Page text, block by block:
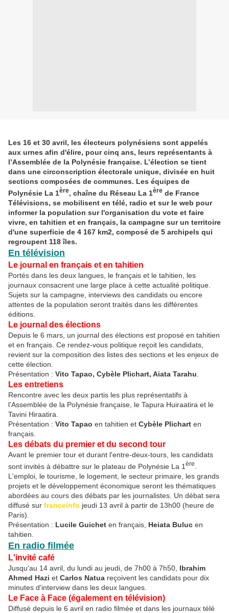
Les 16 et 30 avril, les électeurs polynésiens sont appelés
aux urnes afin d'élire, pour cinq ans, leurs représentants à
l’Assemblée de la Polynésie française. L’élection se tient
dans une circonscription électorale unique, divisée en huit
sections composées de communes. Les équipes de
Polynésie La 1ère, chaîne du Réseau La 1ère de France
Télévisions, se mobilisent en télé, radio et sur le web pour
informer la population sur l'organisation du vote et faire
vivre, en tahitien et en français, la campagne sur un territoire
d'une superficie de 4 167 km2, composé de 5 archipels qui
regroupent 118 îles.
En télévision
Le journal en français et en tahitien
Portés dans les deux langues, le français et le tahitien, les
journaux consacrent une large place à cette actualité politique.
Sujets sur la campagne, interviews des candidats ou encore
attentes de la population seront traités dans les différentes
éditions.
Le journal des élections
Depuis le 6 mars, un journal des élections est proposé en tahitien
et en français. Ce rendez-vous politique reçoit les candidats,
revient sur la composition des listes des sections et les enjeux de
cette élection.
Présentation : Vito Tapao, Cybèle Plichart, Aiata Tarahu
Les entretiens
Rencontre avec les deux partis les plus représentatifs à
l’Assemblée de la Polynésie française, le Tapura Huiraatira et le
Tavini Hiraatira.
Présentation : Vito Tapao en tahitien et Cybèle Plichart en
français.
Les débats du premier et du second tour
Avant le premier tour et durant l'entre-deux-tours, les candidats
sont invités à débattre sur le plateau de Polynésie La 1 ère
L'emploi, le tourisme, le logement, le secteur primaire, les grands
projets et le développement économique seront les thématiques
abordées au cours des débats par les journalistes. Un débat sera
diffusé sur franceinfo jeudi 13 avril à partir de 13h00 (heure de
Paris).
Présentation : Lucile Guichet en français, Heiata Buluc en
tahitien.
En radio filmée
L'invité café
Jusqu'au 14 avril, du lundi au jeudi, de 7h00 à 7h50, Ibrahim
Ahmed Hazi et Carlos Natua reçoivent les candidats pour dix
minutes d'interview dans les deux langues.
Le Face à Face (également en télévision)
Diffusé depuis le 6 avril en radio filmée et dans les journaux télé